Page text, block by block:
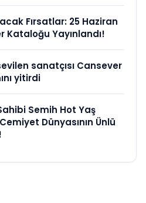
Fırsatlar: 25 Haziran
Kataloğu Yayınlandı!
sanatçısı Cansever
yitirdi
Semih Hot Yaş
Dünyasının Ünlü